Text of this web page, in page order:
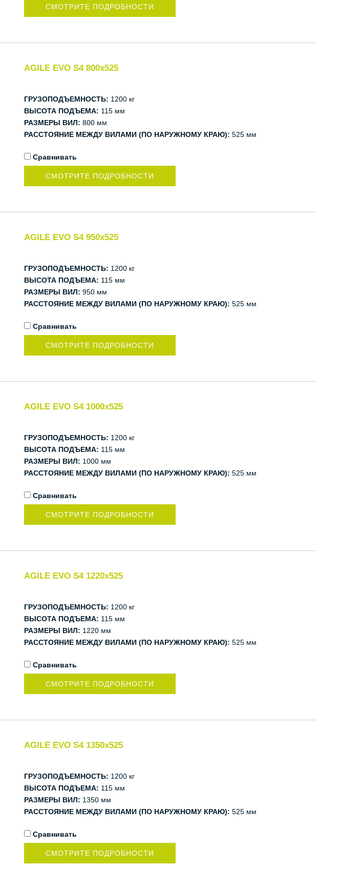
СМОТРИТЕ ПОДРОБНОСТИ
AGILE EVO S4 800x525
ГРУЗОПОДЪЕМНОСТЬ: 1200 кг
ВЫСОТА ПОДЪЕМА: 115 мм
РАЗМЕРЫ ВИЛ: 800 мм
РАССТОЯНИЕ МЕЖДУ ВИЛАМИ (ПО НАРУЖНОМУ КРАЮ): 525 мм
Сравнивать
СМОТРИТЕ ПОДРОБНОСТИ
AGILE EVO S4 950x525
ГРУЗОПОДЪЕМНОСТЬ: 1200 кг
ВЫСОТА ПОДЪЕМА: 115 мм
РАЗМЕРЫ ВИЛ: 950 мм
РАССТОЯНИЕ МЕЖДУ ВИЛАМИ (ПО НАРУЖНОМУ КРАЮ): 525 мм
Сравнивать
СМОТРИТЕ ПОДРОБНОСТИ
AGILE EVO S4 1000x525
ГРУЗОПОДЪЕМНОСТЬ: 1200 кг
ВЫСОТА ПОДЪЕМА: 115 мм
РАЗМЕРЫ ВИЛ: 1000 мм
РАССТОЯНИЕ МЕЖДУ ВИЛАМИ (ПО НАРУЖНОМУ КРАЮ): 525 мм
Сравнивать
СМОТРИТЕ ПОДРОБНОСТИ
AGILE EVO S4 1220x525
ГРУЗОПОДЪЕМНОСТЬ: 1200 кг
ВЫСОТА ПОДЪЕМА: 115 мм
РАЗМЕРЫ ВИЛ: 1220 мм
РАССТОЯНИЕ МЕЖДУ ВИЛАМИ (ПО НАРУЖНОМУ КРАЮ): 525 мм
Сравнивать
СМОТРИТЕ ПОДРОБНОСТИ
AGILE EVO S4 1350x525
ГРУЗОПОДЪЕМНОСТЬ: 1200 кг
ВЫСОТА ПОДЪЕМА: 115 мм
РАЗМЕРЫ ВИЛ: 1350 мм
РАССТОЯНИЕ МЕЖДУ ВИЛАМИ (ПО НАРУЖНОМУ КРАЮ): 525 мм
Сравнивать
СМОТРИТЕ ПОДРОБНОСТИ